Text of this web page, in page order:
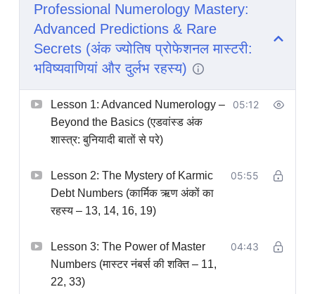
Professional Numerology Mastery:
Advanced Predictions & Rare
Secrets (अंक ज्योतिष प्रोफेशनल मास्टरी:
भविष्यवाणियां और दुर्लभ रहस्य)
Lesson 1: Advanced Numerology –
Beyond the Basics (एडवांस्ड अंक
शास्त्र: बुनियादी बातों से परे)
05:12
Lesson 2: The Mystery of Karmic
Debt Numbers (कार्मिक ऋण अंकों का
रहस्य – 13, 14, 16, 19)
05:55
Lesson 3: The Power of Master
Numbers (मास्टर नंबर्स की शक्ति – 11,
22, 33)
04:43